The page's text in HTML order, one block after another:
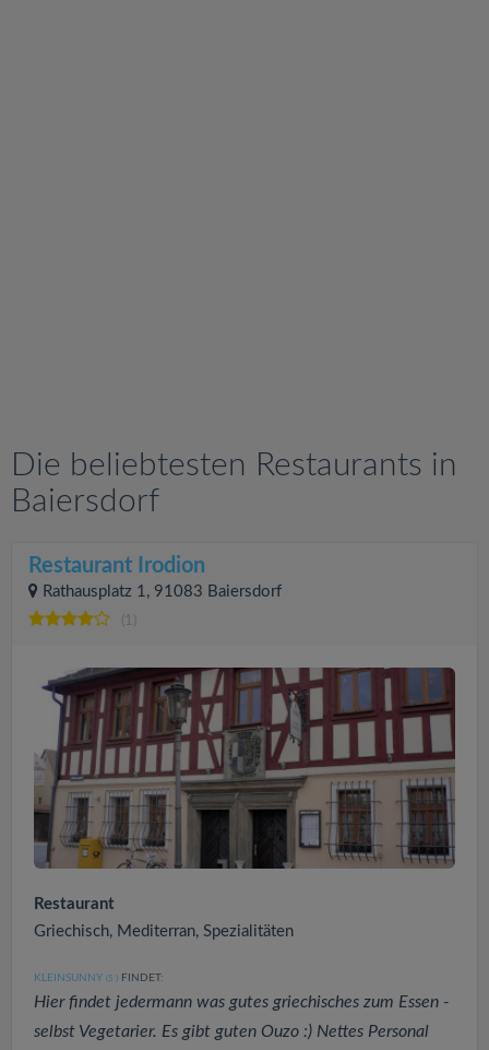
Die beliebtesten Restaurants in
Baiersdorf
Restaurant Irodion
Rathausplatz 1, 91083 Baiersdorf
(1)
Restaurant
Griechisch, Mediterran, Spezialitäten
KLEINSUNNY (5 ) FINDET:
Hier findet jedermann was gutes griechisches zum Essen -
selbst Vegetarier. Es gibt guten Ouzo :) Nettes Personal